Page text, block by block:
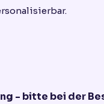
- bitte bei der